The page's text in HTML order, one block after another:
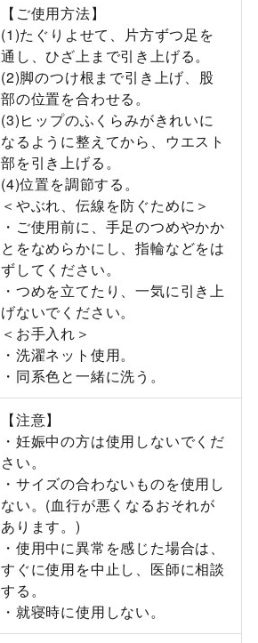
【ご使用方法】
(1)たぐりよせて、片方ずつ足を
通し、ひざ上まで引き上げる。
(2)脚のつけ根まで引き上げ、股
部の位置を合わせる。
(3)ヒップのふくらみがきれいに
なるように整えてから、ウエスト
部を引き上げる。
(4)位置を調節する。
＜やぶれ、伝線を防ぐために＞
・ご使用前に、手足のつめやかか
とをなめらかにし、指輪などをは
ずしてください。
・つめを立てたり、一気に引き上
げないでください。
＜お手入れ＞
・洗濯ネット使用。
・同系色と一緒に洗う。
【注意】
・妊娠中の方は使用しないでくだ
さい。
・サイズの合わないものを使用し
ない。(血行が悪くなるおそれが
あります。)
・使用中に異常を感じた場合は、
すぐに使用を中止し、医師に相談
する。
・就寝時に使用しない。